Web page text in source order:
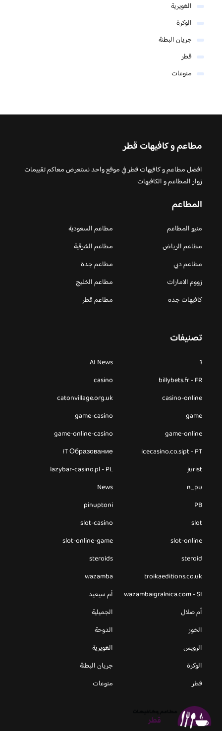
الغويرية
الوكرة
جريان البطنة
قطر
منوعات
مطاعم و كافيهات قطر
افضل مطاعم و كافيهات قطر في موقع واحد نستعرض معاكم تقييمات
زوار المطاعم و الكافيهات
المطاعم
منيو المطاعم
مطاعم السعودية
مطاعم الرياض
مطاعم الشرقية
مطاعم دبي
مطاعم جدة
زووم الامارات
مطاعم الخليج
كافيهات جده
مطاعم قطر
تصنيفات
1
AI News
billybets.fr - FR
casino
casino-online
catonvillage.org.uk
game
game-casino
game-online
game-online-casino
icecasino.co.sipt - PT
IT Образование
jurist
lazybar-casino.pl - PL
n_pu
News
PB
pinuptoni
slot
slot-casino
slot-online
slot-online-game
steroid
steroids
troikaeditions.co.uk
wazamba
wazambaigralnica.com - SI
أم سيعيد
أم صلال
الجميلية
الخور
الدوحة
الرويس
الغويرية
الوكرة
جريان البطنة
قطر
منوعات